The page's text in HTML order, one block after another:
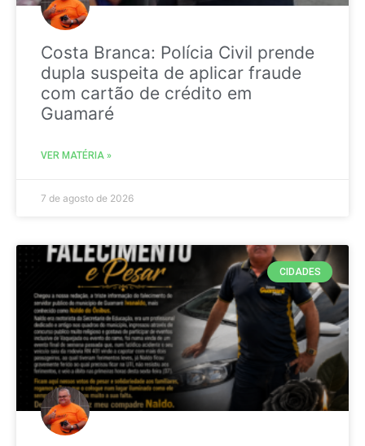
Costa Branca: Polícia Civil prende
dupla suspeita de aplicar fraude
com cartão de crédito em
Guamaré
VER MATÉRIA »
7 de agosto de 2026
CIDADES